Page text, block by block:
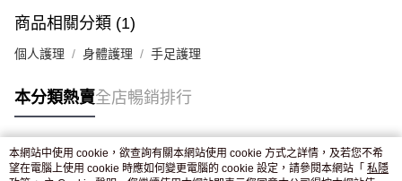
付款後門市自取，訂單確認後2-4個工作天到店，7天內取。逾期後
商品相關分類 (1)
個人護理 身體護理 手足護理
本分類熱賣全店暢銷排行
熱門標籤
本網站中使用 cookie，欲查詢有關本網站使用 cookie 方式之詳情，及若您不希
望在電腦上使用 cookie 時應如何變更電腦的 cookie 設定，請參閱本網站「 私隱